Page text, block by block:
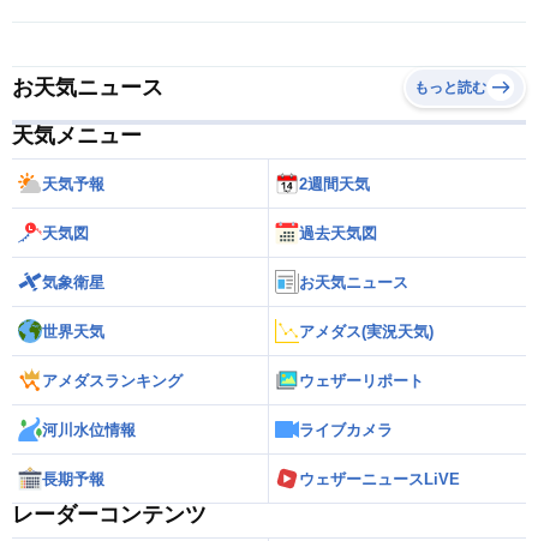
お天気ニュース もっと読む
天気メニュー
天気予報 2週間天気
天気図 過去天気図
気象衛星 お天気ニュース
世界天気 アメダス(実況天気)
アメダスランキング ウェザーリポート
河川水位情報 ライブカメラ
長期予報 ウェザーニュースLiVE
レーダーコンテンツ